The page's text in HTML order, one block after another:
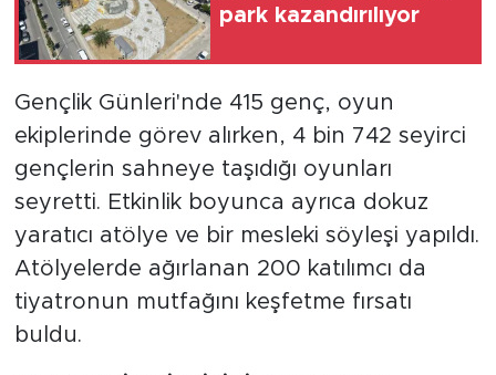
park kazandırılıyor
Gençlik Günleri'nde 415 genç, oyun
ekiplerinde görev alırken, 4 bin 742 seyirci
gençlerin sahneye taşıdığı oyunları
seyretti. Etkinlik boyunca ayrıca dokuz
yaratıcı atölye ve bir mesleki söyleşi yapıldı.
Atölyelerde ağırlanan 200 katılımcı da
tiyatronun mutfağını keşfetme fırsatı
buldu.